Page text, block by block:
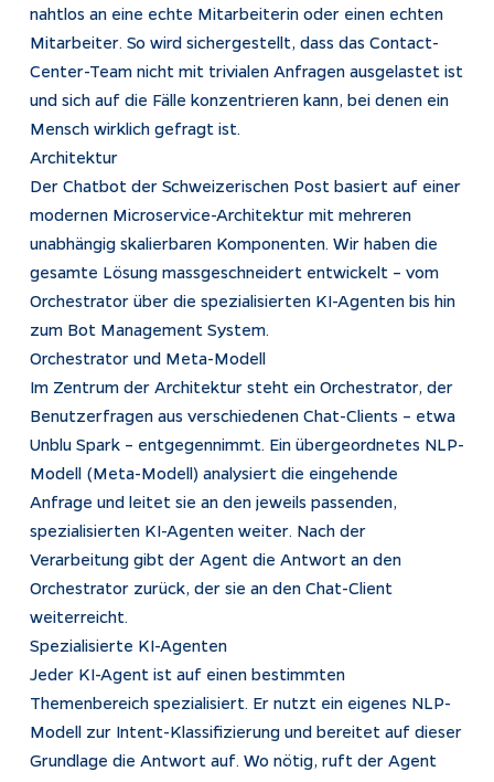
nahtlos an eine echte Mitarbeiterin oder einen echten
Mitarbeiter. So wird sichergestellt, dass das Contact-
Center-Team nicht mit trivialen Anfragen ausgelastet ist
und sich auf die Fälle konzentrieren kann, bei denen ein
Mensch wirklich gefragt ist.
Architektur
Der Chatbot der Schweizerischen Post basiert auf einer
modernen Microservice-Architektur mit mehreren
unabhängig skalierbaren Komponenten. Wir haben die
gesamte Lösung massgeschneidert entwickelt – vom
Orchestrator über die spezialisierten KI-Agenten bis hin
zum Bot Management System.
Orchestrator und Meta-Modell
Im Zentrum der Architektur steht ein Orchestrator, der
Benutzerfragen aus verschiedenen Chat-Clients – etwa
Unblu Spark – entgegennimmt. Ein übergeordnetes NLP-
Modell (Meta-Modell) analysiert die eingehende
Anfrage und leitet sie an den jeweils passenden,
spezialisierten KI-Agenten weiter. Nach der
Verarbeitung gibt der Agent die Antwort an den
Orchestrator zurück, der sie an den Chat-Client
weiterreicht.
Spezialisierte KI-Agenten
Jeder KI-Agent ist auf einen bestimmten
Themenbereich spezialisiert. Er nutzt ein eigenes NLP-
Modell zur Intent-Klassifizierung und bereitet auf dieser
Grundlage die Antwort auf. Wo nötig, ruft der Agent